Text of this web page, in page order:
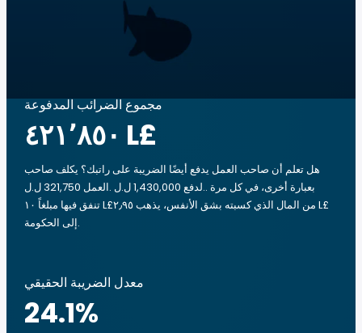
مجموع الضرائب المدفوعة
‏٤٢١٬٨٥٠ L£
هل تعلم أن صاحب العمل يدفع أيضًا الضريبة على راتبك؟ يكلف صاحب
العمل 321,750 ل.ل.‎ لدفع 1,430,000 ل.ل.‎. بعبارة أخرى، في كل مرة
تنفق فيها مبلغاً ‏١٠ L£من المال الذي كسبته بشق الأنفس، يذهب ‏٢٫٩٥ L£
إلى الحكومة.
معدل الضريبة الحقيقي
24.1%